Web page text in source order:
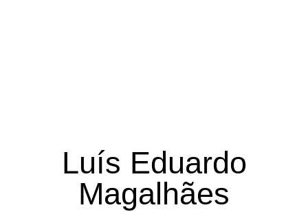
Luís Eduardo
Magalhães